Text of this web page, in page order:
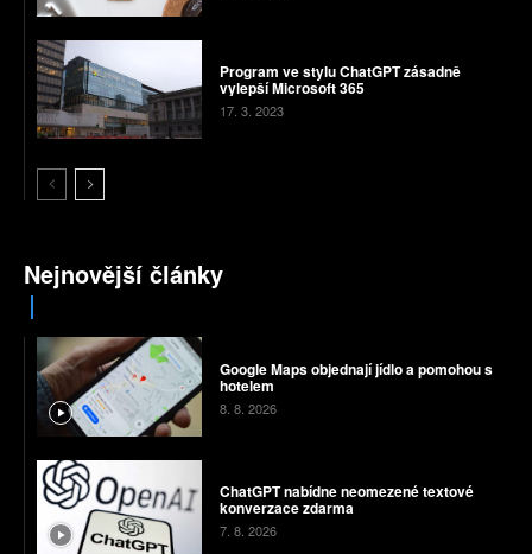
Program ve stylu ChatGPT zásadně
vylepší Microsoft 365
17. 3. 2023
Nejnovější články
Google Maps objednají jídlo a pomohou s
hotelem
8. 8. 2026
ChatGPT nabídne neomezené textové
konverzace zdarma
7. 8. 2026